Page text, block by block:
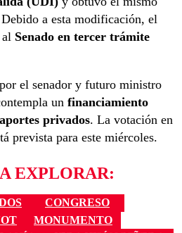
a esta modificación, el
al Senado en tercer trámite
el senador y futuro ministro
un financiamiento
privados. La votación en
prevista para este miércoles.
EXPLORAR:
CONGRESO
MONUMENTO